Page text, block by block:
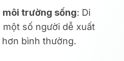
trường sống: Di
số người dễ xuất
bình thường.